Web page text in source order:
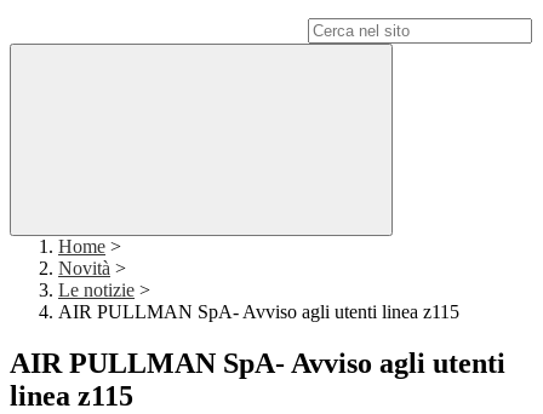
Home >
Novità >
Le notizie >
AIR PULLMAN SpA- Avviso agli utenti linea z115
AIR PULLMAN SpA- Avviso agli utenti
linea z115